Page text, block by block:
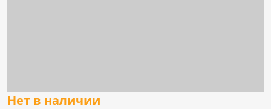
Нет в наличии